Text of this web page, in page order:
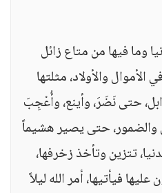
وما فيها من متاع زائل
والأولاد، مثلتها
حتى نَضَرَ، وأينع، وأُعْجِبَ
والضمور، حتى يصير هشيماً
تتزين وتأخذ زخرفها،
فيأتيها، أمر الله ليلاً